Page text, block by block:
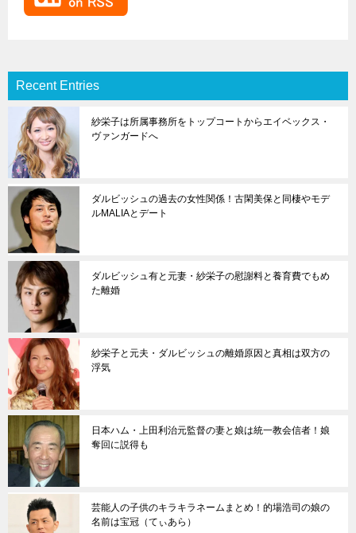
Recent Entries
紗栄子は所属事務所をトップコートからエイベックス・
ヴァンガードへ
ダルビッシュの過去の女性関係！古閑美保と同棲やモデ
ルMALIAとデート
ダルビッシュ有と元妻・紗栄子の慰謝料と養育費でもめ
た離婚
紗栄子と元夫・ダルビッシュの離婚原因と真相は双方の
浮気
日本ハム・上田利治元監督の妻と娘は統一教会信者！娘
奪回に説得も
芸能人の子供のキラキラネームまとめ！的場浩司の娘の
名前は宝冠（てぃあら）